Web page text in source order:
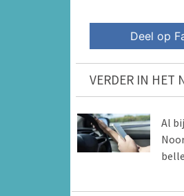
Deel op
VERDER IN HET
Al